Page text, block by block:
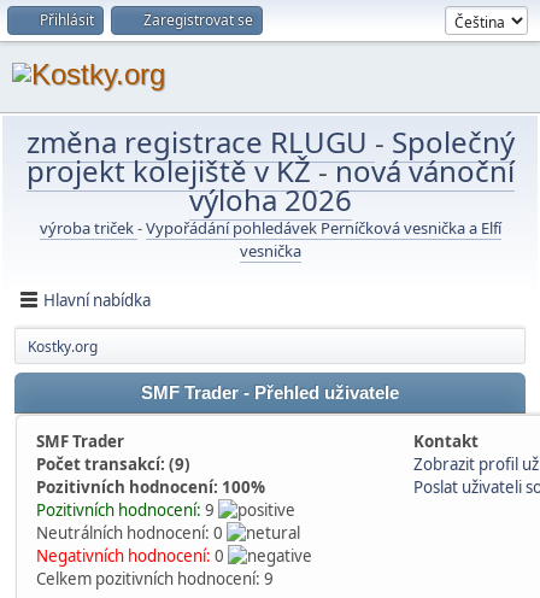
Přihlásit Zaregistrovat se
změna registrace RLUGU - Společný
projekt kolejiště v KŽ-nová vánoční
výloha 2026
výroba triček-Vypořádání pohledávek Perníčková vesnička a Elfí
vesnička
Hlavní nabídka
Kostky.org
SMF Trader - Přehled uživatele
SMF Trader
Kontakt
Počet transakcí: (9)
Zobrazit profil
Pozitivních hodnocení: 100%
Poslat uživateli
Pozitivních hodnocení: 9
Neutrálních hodnocení: 0
Negativních hodnocení: 0
Celkem pozitivních hodnocení: 9